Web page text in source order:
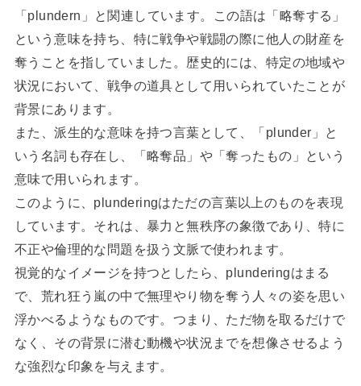
「plundern」と関連しています。この語は「略奪する」
という意味を持ち、特に戦争や戦闘の際に他人の財産を
奪うことを指していました。歴史的には、特定の地域や
状況において、戦争の道具として用いられていたことが
背景にあります。
また、派生的な意味を持つ言葉として、「plunder」と
いう名詞も存在し、「略奪品」や「奪ったもの」という
意味で用いられます。
このように、plunderingはただの言葉以上のものを表現
しています。それは、暴力と無秩序の象徴であり、特に
不正や倫理的な問題を扱う文脈で使われます。
視覚的なイメージを持つとしたら、plunderingはまる
で、荒れ狂う嵐の中で無理やり物を奪う人々の姿を思い
浮かべるようなものです。つまり、ただ物を取るだけで
なく、その背景に潜む動機や状況までを想像させるよう
な強烈な印象を与えます。